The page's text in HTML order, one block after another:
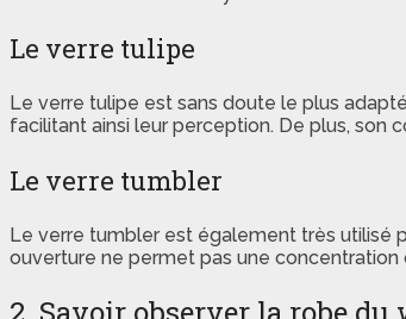
Le verre tulipe
Le verre tulipe est sans doute le plus
facilitant ainsi leur perception. De plus, son
Le verre tumbler
Le verre tumbler est également très utilisé
ouverture ne permet pas une